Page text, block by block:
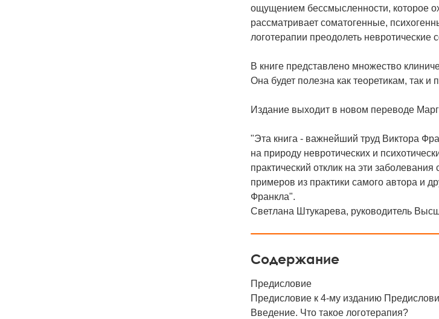
ощущением бессмысленности, которое
рассматривает соматогенные,
логотерапии преодолеть невротические
В книге представлено множество
Она будет полезна как теоретикам, так
Издание выходит в новом переводе
"Эта книга - важнейший труд Виктора
на природу невротических и
практический отклик на эти
примеров из практики самого автора и
Франкла".
Светлана Штукарева, руководитель
Содержание
Предисловие
Предисловие к 4-му изданию
Введение. Что такое логотерапия?